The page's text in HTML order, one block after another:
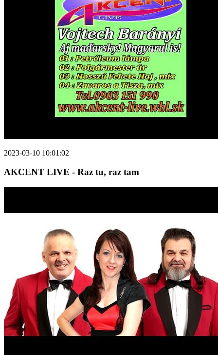
2023-03-10 10:01:02
AKCENT LIVE - Raz tu, raz tam